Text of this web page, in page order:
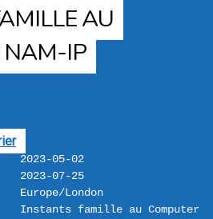
AU
NAM-IP
2023-05-02
2023-07-25
Europe/London
Instants famille au Computer